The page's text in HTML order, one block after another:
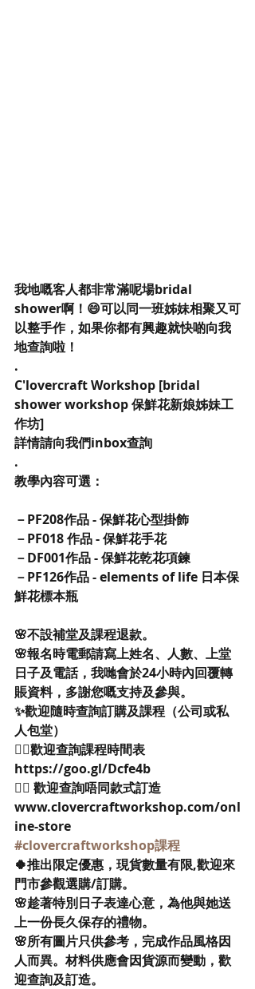
我地嘅客人都非常滿呢場bridal
shower啊！😄可以同一班姊妹相聚又可
以整手作，如果你都有興趣就快啲向我
地查詢啦！
.
C'lovercraft Workshop [bridal
shower workshop 保鮮花新娘姊妹工
作坊]
詳情請向我們inbox查詢
.
教學內容可選：
－PF208作品 - 保鮮花心型掛飾
－PF018 作品 - 保鮮花手花
－DF001作品 - 保鮮花乾花項鍊
－PF126作品 - elements of life 日本保
鮮花標本瓶
🌸不設補堂及課程退款。
🌸報名時電郵請寫上姓名、人數、上堂
日子及電話，我哋會於24小時內回覆轉
賬資料，多謝您嘅支持及參與。
✨歡迎隨時查詢訂購及課程（公司或私
人包堂）
👉🏻歡迎查詢課程時間表
https://goo.gl/Dcfe4b
👉🏻 歡迎查詢唔同款式訂造
www.clovercraftworkshop.com/onl
ine-store
#clovercraftworkshop課程
🍀推出限定優惠，現貨數量有限,歡迎來
門市參觀選購/訂購。
🌸趁著特別日子表達心意，為他與她送
上一份長久保存的禮物。
🌸所有圖片只供參考，完成作品風格因
人而異。材料供應會因貨源而變動，歡
迎查詢及訂造。